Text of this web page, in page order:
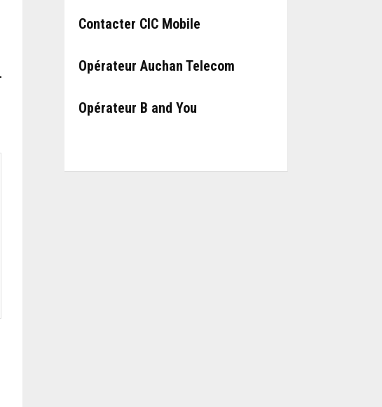
Contacter CIC Mobile
Opérateur Auchan Telecom
Opérateur B and You